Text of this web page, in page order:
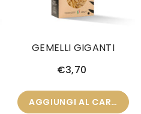
GEMELLI GIGANTI
€3,70
AGGIUNGI AL CARRELLO